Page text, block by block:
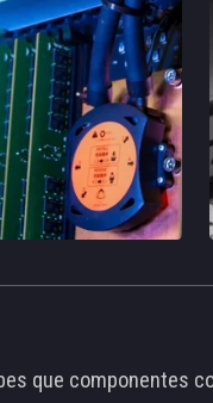
que componentes